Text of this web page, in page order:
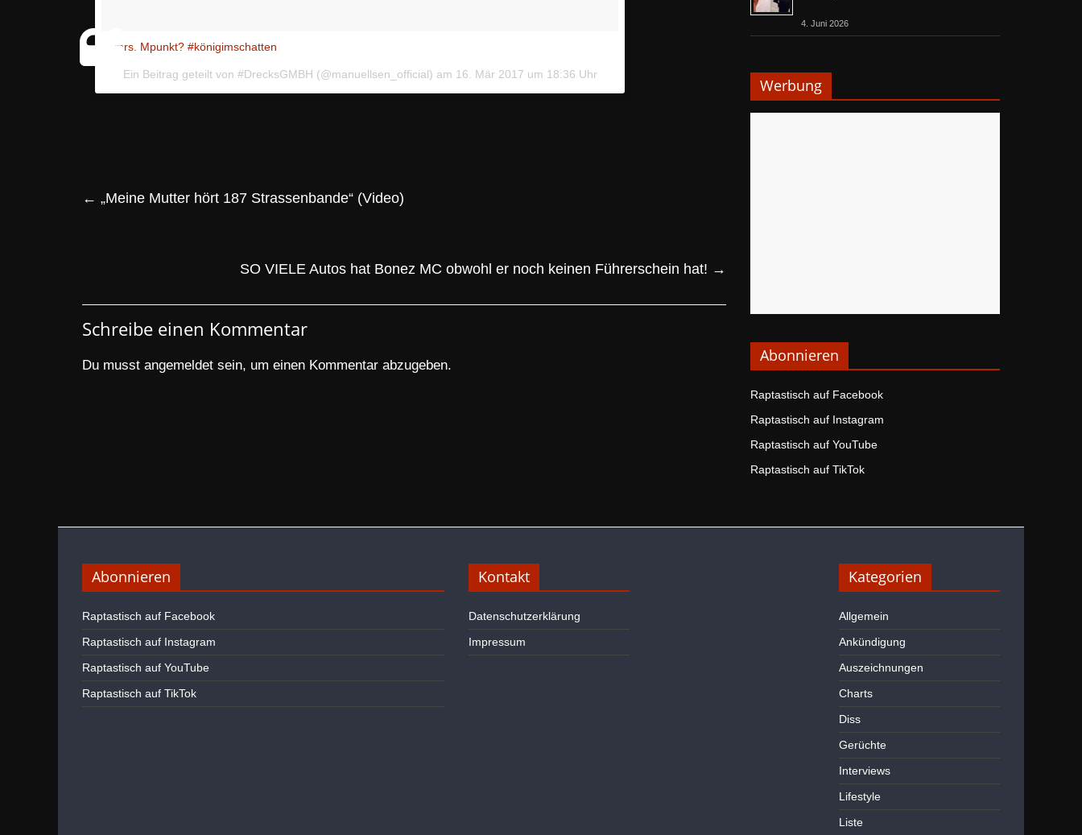
? mrs. Mpunkt? #königimschatten
Ein Beitrag geteilt von #DrecksGMBH (@manuellsen_official) am 16. Mär 2017 um 18:36 Uhr
← „Meine Mutter hört 187 Strassenbande“ (Video)
SO VIELE Autos hat Bonez MC obwohl er noch keinen Führerschein hat! →
Schreibe einen Kommentar
Du musst angemeldet sein, um einen Kommentar abzugeben.
4. Juni 2026
Werbung
Abonnieren
Raptastisch auf Facebook
Raptastisch auf Instagram
Raptastisch auf YouTube
Raptastisch auf TikTok
Abonnieren
Raptastisch auf Facebook
Raptastisch auf Instagram
Raptastisch auf YouTube
Raptastisch auf TikTok
Kontakt
Datenschutzerklärung
Impressum
Kategorien
Allgemein
Ankündigung
Auszeichnungen
Charts
Diss
Gerüchte
Interviews
Lifestyle
Liste